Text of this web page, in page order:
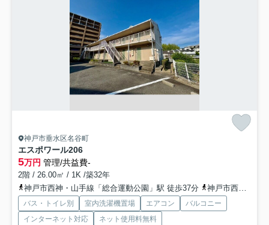
神戸市垂水区名谷町
エスポワール206
5万円 管理/共益費-
2階 / 26.00㎡ / 1K /築32年
神戸市西神・山手線「総合運動公園」駅 徒歩37分
神戸市西神・山手線「学園都市」駅 徒歩42分
バス・トイレ別 室内洗濯機置場 エアコン
バルコニー
インターネット対応
ネット使用料無料